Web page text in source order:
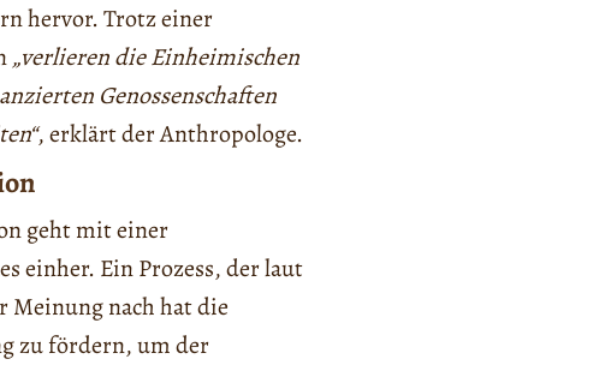
hervor. Trotz einer
„verlieren die Einheimischen
Genossenschaften
, erklärt der Anthropologe.
geht mit einer
einher. Ein Prozess, der laut
Meinung nach hat die
zu fördern, um der